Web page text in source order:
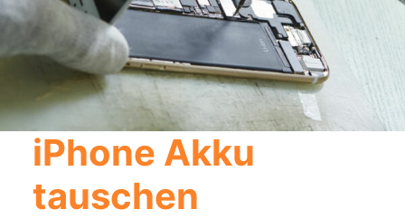
iPhone Akku
tauschen